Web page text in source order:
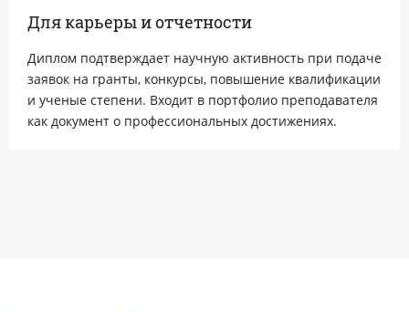
Для карьеры и отчетности
Диплом подтверждает научную активность при подаче
заявок на гранты, конкурсы, повышение квалификации
и ученые степени. Входит в портфолио преподавателя
как документ о профессиональных достижениях.